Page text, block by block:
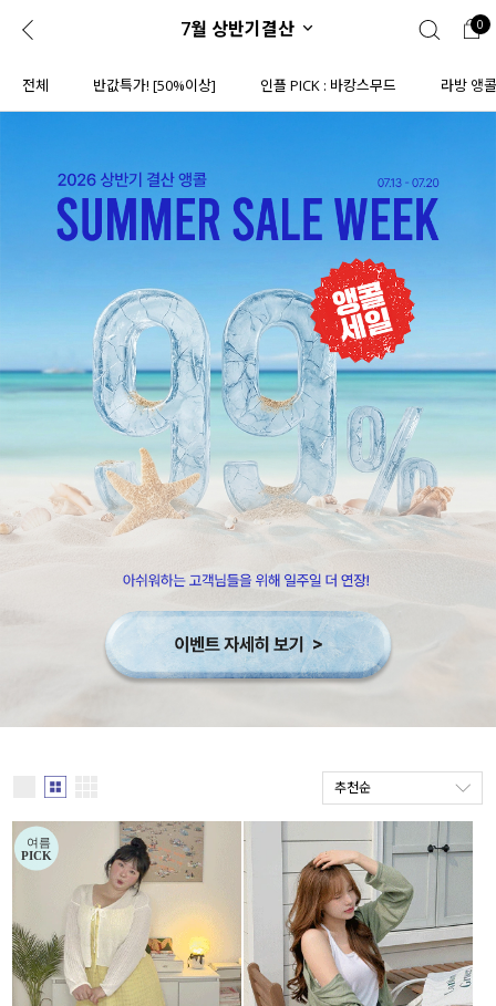
로그인 0
ENG
JP
콘텐츠 리뷰 & 혜택 회원혜택
CATEGORY COMMUNITY
인플루언서 pick!
신상 5%
MADE
세트할인 ~30%
티셔츠
팬츠
원피스
니트
ALL
익스클루시브
아우터
티셔츠
니트
원피스
팬츠
스커트
ACC
7월 상반기결산 0
전체 반값특가! [50%이상] 인플 PICK : 바캉스무드 라방 앵
추천순